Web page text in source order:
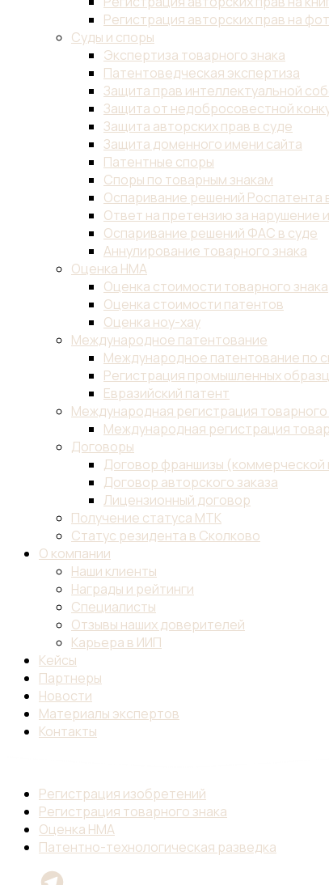
Регистрация авторских прав на
Суды и споры
Экспертиза товарного знака
Патентоведческая экспертиза
Защита прав интеллектуальной
Защита от недобросовестной
Защита авторских прав в суде
Защита доменного имени сайта
Патентные споры
Споры по товарным знакам
Оспаривание решений Роспатента
Ответ на претензию за нарушение
Оспаривание решений ФАС в суде
Аннулирование товарного знака
Оценка НМА
Оценка стоимости товарного знака
Оценка стоимости патентов
Оценка ноу-хау
Международное патентование
Международное патентование по
Регистрация промышленных
Евразийский патент
Международная регистрация товарного
Международная регистрация
Договоры
Договор франшизы (коммерческой
Договор авторского заказа
Лицензионный договор
Получение статуса МТК
Статус резидента в Сколково
О компании
Наши клиенты
Награды и рейтинги
Специалисты
Отзывы наших доверителей
Карьера в ИИП
Кейсы
Партнеры
Новости
Материалы экспертов
Контакты
Регистрация изобретений
Регистрация товарного знака
Оценка НМА
Патентно-технологическая разведка